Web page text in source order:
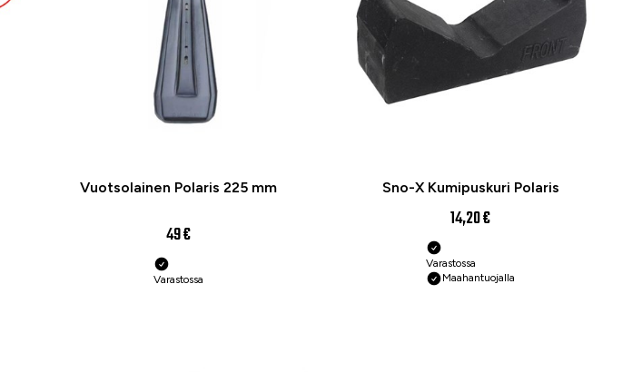
Vuotsolainen Polaris 225 mm
49 €
Varastossa
Sno-X Kumipuskuri Polaris
14,20 €
Varastossa
Maahantuojalla